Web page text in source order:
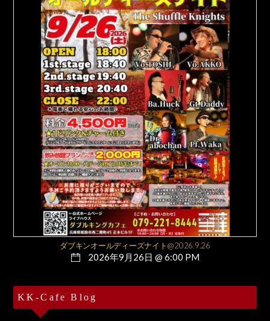
ダブキンオールディーズナイト@2026.9.26
2026年9月26日 @ 6:00 PM
KK-Cafe Blog